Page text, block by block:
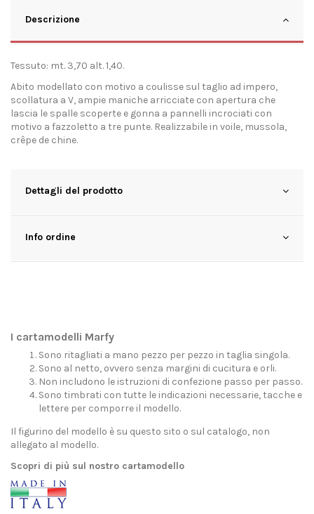
Descrizione
Tessuto: mt. 3,70 alt. 1,40.
Abito modellato con motivo a coulisse sul taglio ad impero,
scollatura a V, ampie maniche arricciate con apertura che
lascia le spalle scoperte e gonna a pannelli incrociati con
motivo a fazzoletto a tre punte. Realizzabile in voile, mussola,
crêpe de chine.
Dettagli del prodotto
Info ordine
I cartamodelli Marfy
Sono ritagliati a mano pezzo per pezzo in taglia singola.
Sono al netto, ovvero senza margini di cucitura e orli.
Non includono le istruzioni di confezione passo per passo.
Sono timbrati con tutte le indicazioni necessarie, tacche e
lettere per comporre il modello.
Il figurino del modello è su questo sito o sul catalogo, non
allegato al modello.
Scopri di più sul nostro cartamodello